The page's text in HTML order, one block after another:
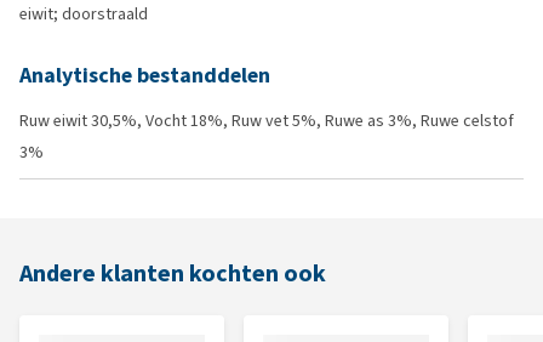
eiwit; doorstraald
Analytische bestanddelen
Ruw eiwit 30,5%, Vocht 18%, Ruw vet 5%, Ruwe as 3%, Ruwe celstof
3%
Andere klanten kochten ook